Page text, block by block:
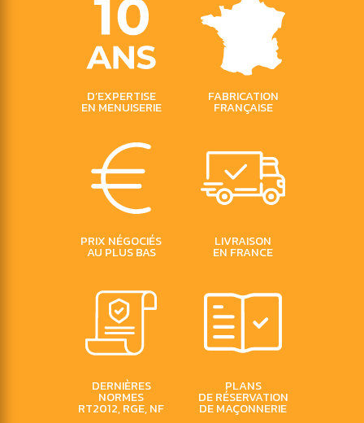
D’EXPERTISE
EN MENUISERIE
FABRICATION
FRANÇAISE
PRIX NÉGOCIÉS
AU PLUS BAS
LIVRAISON
EN FRANCE
DERNIÈRES
NORMES
RT2012, RGE, NF
PLANS
DE RÉSERVATION
DE MAÇONNERIE